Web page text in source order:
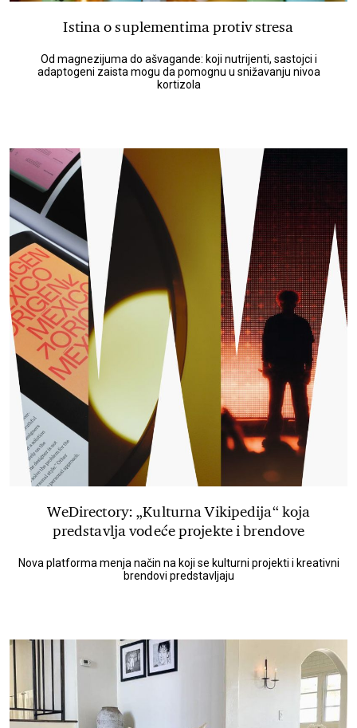
Istina o suplementima protiv stresa
Od magnezijuma do ašvagande: koji nutrijenti, sastojci i
adaptogeni zaista mogu da pomognu u snižavanju nivoa
kortizola
WeDirectory: „Kulturna Vikipedija“ koja
predstavlja vodeće projekte i brendove
Nova platforma menja način na koji se kulturni projekti i kreativni
brendovi predstavljaju